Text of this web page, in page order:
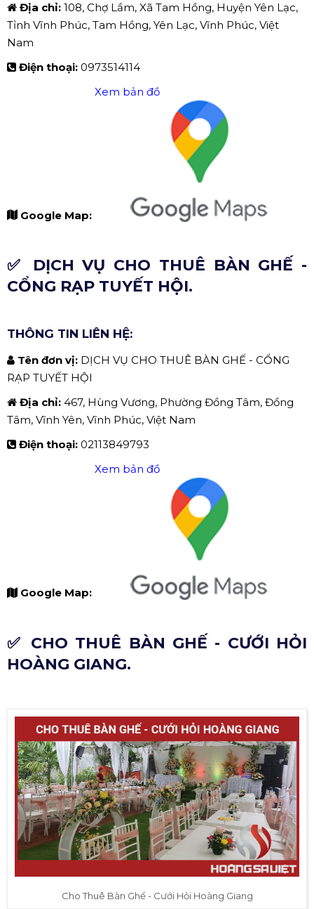
Địa chỉ: 108, Chợ Lầm, Xã Tam Hồng, Huyện Yên Lạc,
Tỉnh Vĩnh Phúc, Tam Hồng, Yên Lạc, Vĩnh Phúc, Việt
Nam
Điện thoại: 0973514114
Google Map:
Xem bản đồ
✅ DỊCH VỤ CHO THUÊ BÀN GHẾ -
CỔNG RẠP TUYẾT HỘI.
THÔNG TIN LIÊN HỆ:
Tên đơn vị: DỊCH VỤ CHO THUÊ BÀN GHẾ - CỔNG
RẠP TUYẾT HỘI
Địa chỉ: 467, Hùng Vương, Phường Đồng Tâm, Đồng
Tâm, Vĩnh Yên, Vĩnh Phúc, Việt Nam
Điện thoại: 02113849793
Google Map:
Xem bản đồ
✅ CHO THUÊ BÀN GHẾ - CƯỚI HỎI
HOÀNG GIANG.
Cho Thuê Bàn Ghế - Cưới Hỏi Hoàng Giang